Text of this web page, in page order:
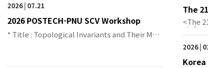
2026 | 07.21
2026 POSTECH-PNU SCV Workshop
* Title : Topological Invariants and Their Mon
The
<The
ch Sp…
2026 |
Korea